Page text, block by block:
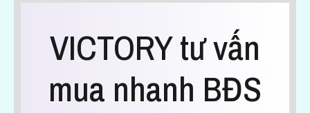
VICTORY tư vấn
mua nhanh BĐS